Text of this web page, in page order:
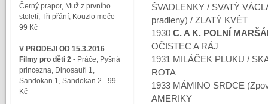
Černý prapor, Muž z prvního
století, Tři přání, Kouzlo meče -
99 Kč
V PRODEJI OD 15.3.2016
Filmy pro děti 2- Práče, Pyšná
princezna, Dinosauři 1,
Sandokan 1, Sandokan 2 - 99
Kč
ŠVADLENKY / SVATÝ
pradleny) / ZLATÝ KVĚT
1930 C. A K. POLNÍ
OČISTEC A RÁJ
1931 MILÁČEK PLUKU /
ROTA
1933 MÁMINO SRDCE
AMERIKY